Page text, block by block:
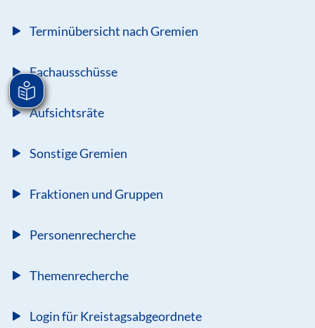
Terminübersicht nach Gremien
Fachausschüsse
Aufsichtsräte
Sonstige Gremien
Fraktionen und Gruppen
Personenrecherche
Themenrecherche
Login für Kreistagsabgeordnete